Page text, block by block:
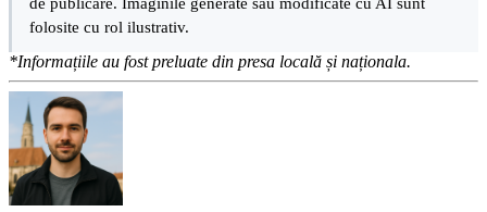
folosite cu rol ilustrativ.
*Informațiile au fost preluate din presa locală și naționala.